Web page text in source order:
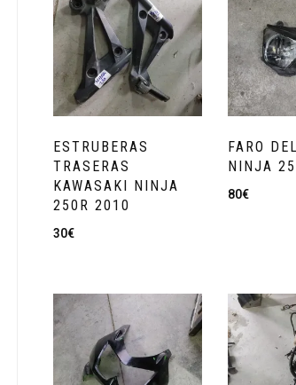
ESTRUBERAS
TRASERAS
KAWASAKI NINJA
250R 2010
30€
FARO
NINJA
80€